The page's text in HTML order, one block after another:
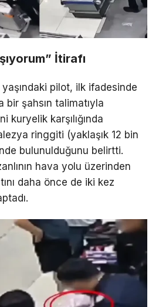
İtirafı
yaşındaki pilot, ilk ifadesinde
şahsın talimatıyla
kuryelik karşılığında
ringgiti (yaklaşık 12 bin
bulunulduğunu belirtti.
hava yolu üzerinden
daha önce de iki kez